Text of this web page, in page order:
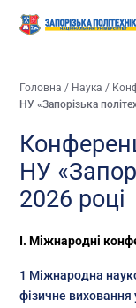
Головна / Наука /
НУ «Запорізька
НУ
2026 році
І. Міжнародні
1 Міжнародна
фізичне виховання